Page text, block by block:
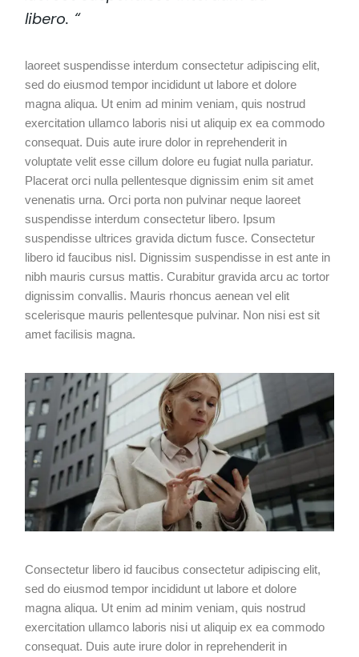
libero. “
laoreet suspendisse interdum consectetur adipiscing elit,
sed do eiusmod tempor incididunt ut labore et dolore
magna aliqua. Ut enim ad minim veniam, quis nostrud
exercitation ullamco laboris nisi ut aliquip ex ea commodo
consequat. Duis aute irure dolor in reprehenderit in
voluptate velit esse cillum dolore eu fugiat nulla pariatur.
Placerat orci nulla pellentesque dignissim enim sit amet
venenatis urna. Orci porta non pulvinar neque laoreet
suspendisse interdum consectetur libero. Ipsum
suspendisse ultrices gravida dictum fusce. Consectetur
libero id faucibus nisl. Dignissim suspendisse in est ante in
nibh mauris cursus mattis. Curabitur gravida arcu ac tortor
dignissim convallis. Mauris rhoncus aenean vel elit
scelerisque mauris pellentesque pulvinar. Non nisi est sit
amet facilisis magna.
Consectetur libero id faucibus consectetur adipiscing elit,
sed do eiusmod tempor incididunt ut labore et dolore
magna aliqua. Ut enim ad minim veniam, quis nostrud
exercitation ullamco laboris nisi ut aliquip ex ea commodo
consequat. Duis aute irure dolor in reprehenderit in